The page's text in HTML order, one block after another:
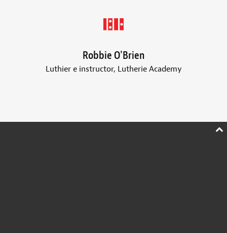
Robbie O'Brien
Luthier e instructor, Lutherie Academy